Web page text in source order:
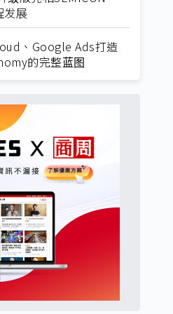
发展
、Google Ads打造
的完整蓝图